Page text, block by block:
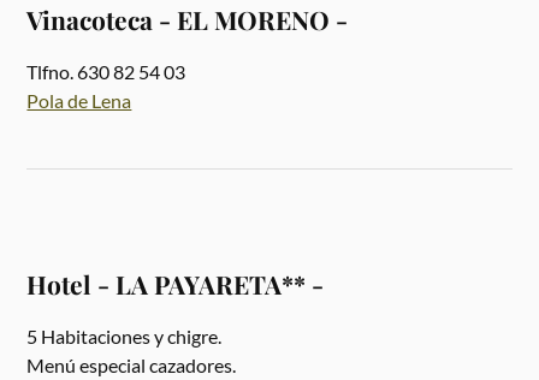
Vinacoteca - EL MORENO -
Tlfno. 630 82 54 03
Pola de Lena
Hotel - LA PAYARETA** -
5 Habitaciones y chigre.
Menú especial cazadores.